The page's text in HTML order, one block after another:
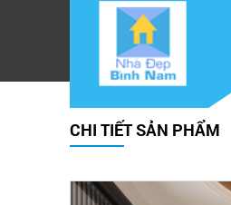
CHI TIẾT SẢN PHẨM